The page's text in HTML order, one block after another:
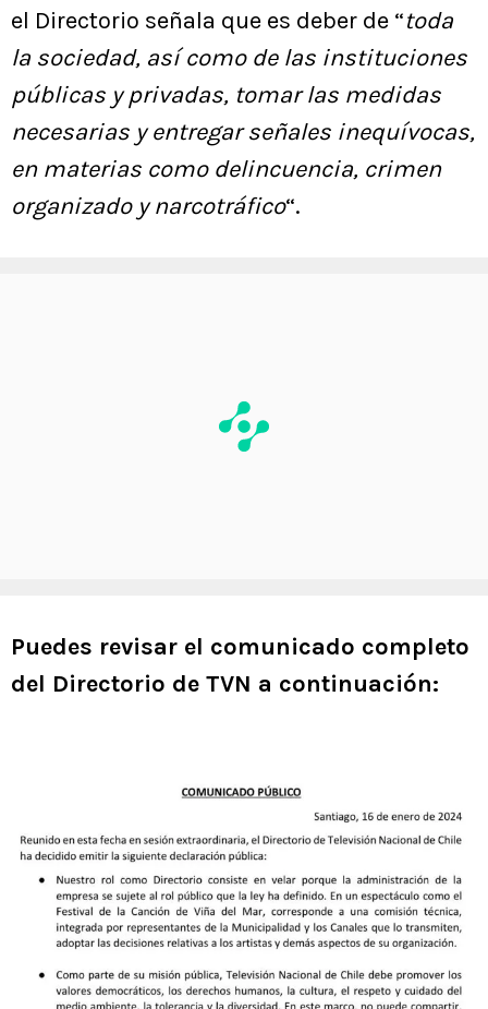
el Directorio señala que es deber de “toda
la sociedad, así como de las instituciones
públicas y privadas, tomar las medidas
necesarias y entregar señales inequívocas,
en materias como delincuencia, crimen
organizado y narcotráfico“.
Puedes revisar el comunicado completo
del Directorio de TVN a continuación: